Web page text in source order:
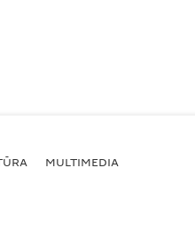
MULTIMEDIA